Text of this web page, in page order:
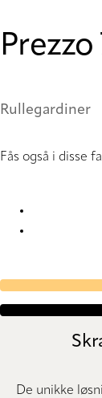
Prezzo
Rullegardiner
Fås også i disse
De unikke